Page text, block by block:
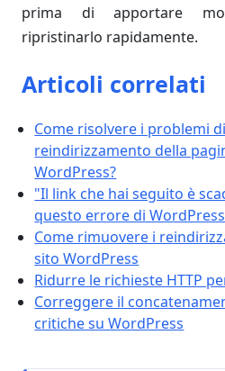
prima di apportare
ripristinarlo rapidamente.
Articoli correlati
Come risolvere i problemi
reindirizzamento della
WordPress?
"Il link che hai seguito è
questo errore di WordPress
Come rimuovere i
sito WordPress
Ridurre le richieste HTTP
Correggere il
critiche su WordPress